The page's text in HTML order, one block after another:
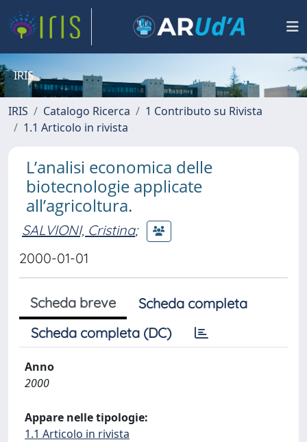
IRIS
IRIS Catalogo Ricerca
1 Contributo su Rivista
1.1 Articolo in rivista
L’analisi economica delle
biotecnologie applicate
all’agricoltura.
SALVIONI, Cristina;
2000-01-01
Scheda breve
Scheda completa
Scheda completa (DC)
Anno
2000
Appare nelle tipologie:
1.1 Articolo in rivista